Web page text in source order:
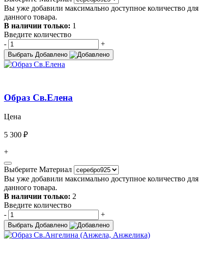
Вы уже добавили максимально доступное количество для
данного товара.
В наличии только: 1
Введите количество
-
+
Выбрать Добавлено
Образ Св.Елена
Цена
5 300 ₽
+
Выберите Материал
Вы уже добавили максимально доступное количество для
данного товара.
В наличии только: 2
Введите количество
-
+
Выбрать Добавлено